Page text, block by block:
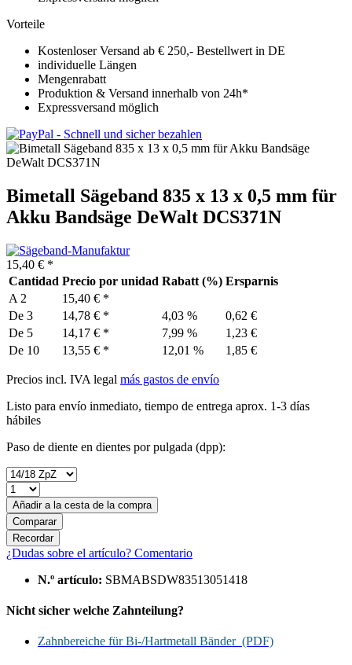
Vorteile
Kostenloser Versand ab € 250,- Bestellwert in DE
individuelle Längen
Mengenrabatt
Produktion & Versand innerhalb von 24h*
Expressversand möglich
Bimetall Sägeband 835 x 13 x 0,5 mm für
Akku Bandsäge DeWalt DCS371N
15,40 € *
Cantidad Precio por unidad Rabatt (%) Ersparnis
A 2
15,40 € *
De 3 14,78 € * 4,03 %
0,62 €
De 5 14,17 € * 7,99 %
1,23 €
De 10 13,55 € * 12,01 % 1,85 €
Precios incl. IVA legal más gastos de envío
Listo para envío inmediato, tiempo de entrega aprox. 1-3 días
hábiles
Paso de diente en dientes por pulgada (dpp):
Añadir a la cesta de la compra
Comparar
Recordar
¿Dudas sobre el artículo? Comentario
N.º artículo: SBMABSDW83513051418
Nicht sicher welche Zahnteilung?
Zahnbereiche für Bi-/Hartmetall Bänder (PDF)